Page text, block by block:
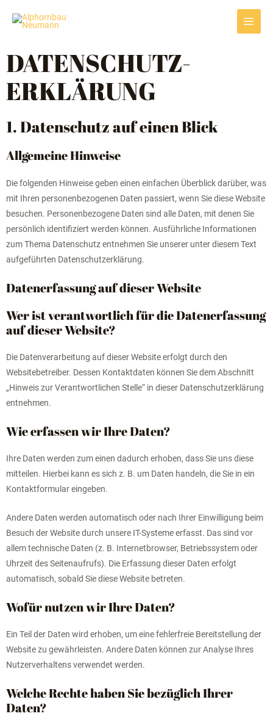
Inhalt
Main
Menu
DATENSCHUTZ­
ERKLÄRUNG
1. Datenschutz auf einen Blick
Allgemeine Hinweise
Die folgenden Hinweise geben einen einfachen Überblick darüber, was
mit Ihren personenbezogenen Daten passiert, wenn Sie diese Website
besuchen. Personenbezogene Daten sind alle Daten, mit denen Sie
persönlich identifiziert werden können. Ausführliche Informationen
zum Thema Datenschutz entnehmen Sie unserer unter diesem Text
aufgeführten Datenschutzerklärung.
Datenerfassung auf dieser Website
Wer ist verantwortlich für die Datenerfassung
auf dieser Website?
Die Datenverarbeitung auf dieser Website erfolgt durch den
Websitebetreiber. Dessen Kontaktdaten können Sie dem Abschnitt
„Hinweis zur Verantwortlichen Stelle“ in dieser Datenschutzerklärung
entnehmen.
Wie erfassen wir Ihre Daten?
Ihre Daten werden zum einen dadurch erhoben, dass Sie uns diese
mitteilen. Hierbei kann es sich z. B. um Daten handeln, die Sie in ein
Kontaktformular eingeben.
Andere Daten werden automatisch oder nach Ihrer Einwilligung beim
Besuch der Website durch unsere IT-Systeme erfasst. Das sind vor
allem technische Daten (z. B. Internetbrowser, Betriebssystem oder
Uhrzeit des Seitenaufrufs). Die Erfassung dieser Daten erfolgt
automatisch, sobald Sie diese Website betreten.
Wofür nutzen wir Ihre Daten?
Ein Teil der Daten wird erhoben, um eine fehlerfreie Bereitstellung der
Website zu gewährleisten. Andere Daten können zur Analyse Ihres
Nutzerverhaltens verwendet werden.
Welche Rechte haben Sie bezüglich Ihrer
Daten?